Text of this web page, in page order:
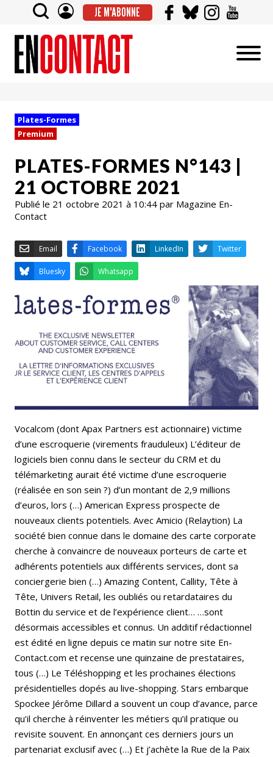
JE M'ABONNE
Plates-Formes
Premium
PLATES-FORMES N°143 |
21 OCTOBRE 2021
Publié le 21 octobre 2021 à 10:44 par Magazine En-
Contact
Email Facebook LinkedIn
Bluesky Whatsapp
Vocalcom (dont Apax Partners est actionnaire) victime
d’une escroquerie (virements frauduleux) L’éditeur de
logiciels bien connu dans le secteur du CRM et du
télémarketing aurait été victime d’une escroquerie
(réalisée en son sein ?) d’un montant de 2,9 millions
d’euros, lors (…) American Express prospecte de
nouveaux clients potentiels. Avec Amicio (Relaytion) La
société bien connue dans le domaine des carte corporate
cherche à convaincre de nouveaux porteurs de carte et
adhérents potentiels aux différents services, dont sa
conciergerie bien (…) Amazing Content, Callity, Tête à
Tête, Univers Retail, les oubliés ou retardataires du
Bottin du service et de l’expérience client… …sont
désormais accessibles et connus. Un additif rédactionnel
est édité en ligne depuis ce matin sur notre site En-
Contact.com et recense une quinzaine de prestataires,
tous (…) Le Téléshopping et les prochaines élections
présidentielles dopés au live-shopping. Stars embarque
Spockee Jérôme Dillard a souvent un coup d’avance, parce
qu’il cherche à réinventer les métiers qu’il pratique ou
revisite souvent. En annonçant ces derniers jours un
partenariat exclusif avec (…) Et j’achète la Rue de la Paix